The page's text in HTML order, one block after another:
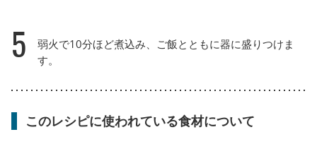
5
弱火で10分ほど煮込み、ご飯とともに器に盛りつけま
す。
このレシピに使われている食材について